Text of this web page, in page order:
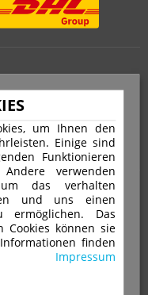
um Ihnen den
Einige sind
Funktionieren
verwenden
um das verhalten
und uns einen
Das
Cookies können sie
finden
Impressum
IMPRESSUM
AGB